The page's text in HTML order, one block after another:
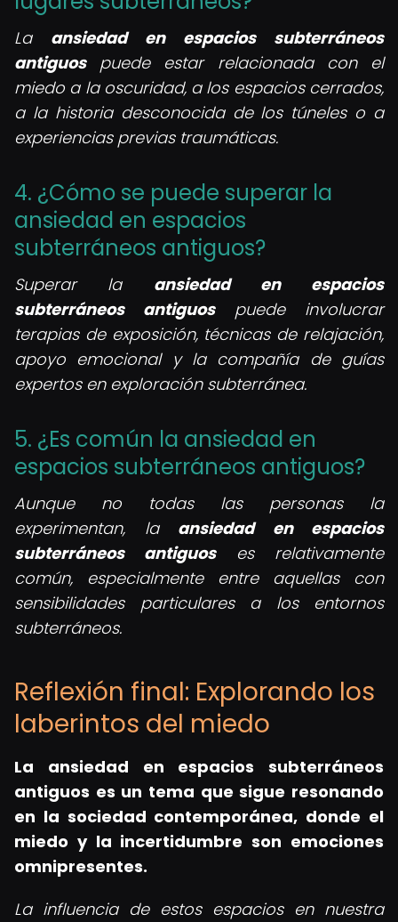
La ansiedad en espacios subterráneos
antiguospuede estar relacionada con el
miedo a la oscuridad, a los espacios cerrados,
a la historia desconocida de los túneles o a
experiencias previas traumáticas.
4. ¿Cómo se puede superar la
ansiedad en espacios
subterráneos antiguos?
Superar la ansiedad en espacios
subterráneos antiguospuede involucrar
terapias de exposición, técnicas de relajación,
apoyo emocional y la compañía de guías
expertos en exploración subterránea.
5. ¿Es común la ansiedad en
espacios subterráneos antiguos?
Aunque no todas las personas la
experimentan, la ansiedad en espacios
subterráneos antiguoses relativamente
común, especialmente entre aquellas con
sensibilidades particulares a los entornos
subterráneos.
Reflexión final: Explorando los
laberintos del miedo
La ansiedad en espacios subterráneos
antiguos es un tema que sigue resonando
en la sociedad contemporánea, donde el
miedo y la incertidumbre son emociones
omnipresentes.
La influencia de estos espacios en nuestra